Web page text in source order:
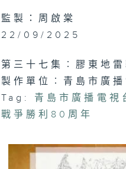
監製：周啟棠
22/09/2025
第三十七集︰膠東地雷
製作單位︰青島市廣播
Tag:
青島市廣播電視
戰爭勝利80周年